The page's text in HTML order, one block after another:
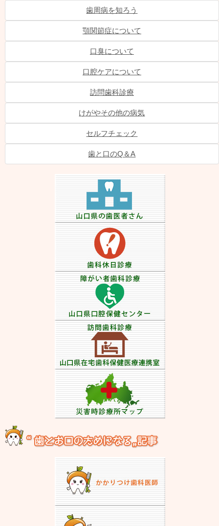
歯周病を知ろう
顎関節症について
口臭について
口腔ケアについて
訪問歯科診療
けがやその他の病気
セルフチェック
歯と口のQ＆A